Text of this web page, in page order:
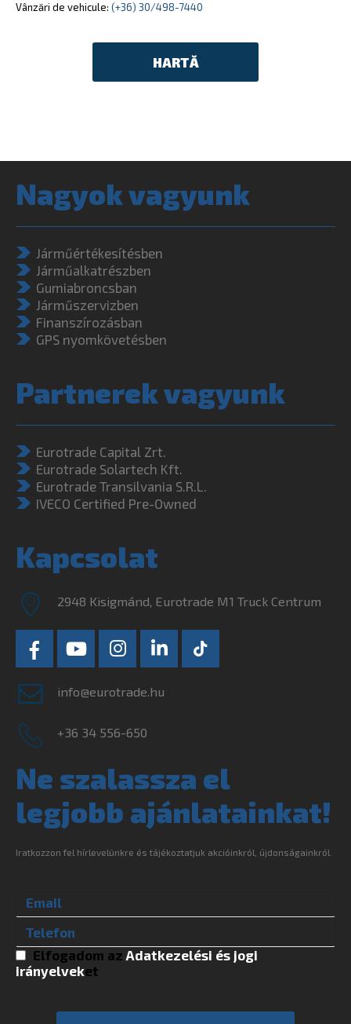
Vânzări de vehicule: (+36) 30/498-7440
HARTĂ
Nagyok vagyunk
Járműértékesítésben
Járműalkatrészben
Gumiabroncsban
Járműszervizben
Finanszírozásban
GPS nyomkövetésben
Partnerek vagyunk
Eurotrade Capital Zrt.
Eurotrade Solartech Kft.
Eurotrade Transilvania S.R.L.
IVECO Certified Pre-Owned
Kapcsolat
2948 Kisigmánd, Eurotrade M1 Truck Centrum
info@eurotrade.hu
+36 34 556-650
Ne szalassza el
legjobb ajánlatainkat!
Iratkozzon fel hírlevelünkre és tájékoztatjuk akcióinkról, újdonságainkról.
Elfogadom az Adatkezelési és jogi
irányelveket